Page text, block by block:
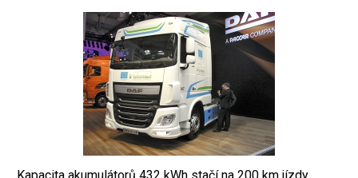
Kapacita akumulátorů 432 kWh stačí na 200 km jízdy.